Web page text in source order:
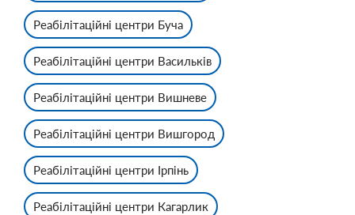
Реабілітаційні центри Буча
Реабілітаційні центри Васильків
Реабілітаційні центри Вишневе
Реабілітаційні центри Вишгород
Реабілітаційні центри Ірпінь
Реабілітаційні центри Кагарлик